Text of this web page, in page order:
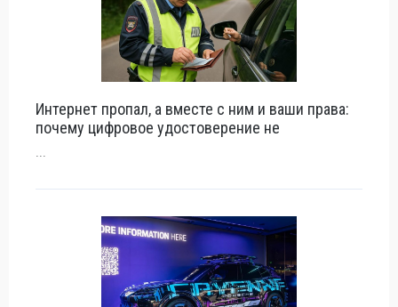
Интернет пропал, а вместе с ним и ваши права:
почему цифровое удостоверение не